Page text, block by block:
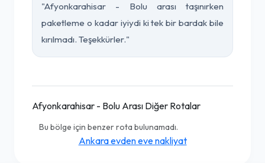
"Afyonkarahisar - Bolu arası taşınırken
paketleme o kadar iyiydi ki tek bir bardak bile
kırılmadı. Teşekkürler."
Afyonkarahisar - Bolu Arası Diğer Rotalar
Bu bölge için benzer rota bulunamadı.
Ankara evden eve nakliyat